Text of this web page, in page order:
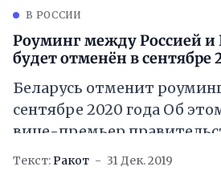
В РОССИИ
Роуминг между Россией и
будет отменён в сентябре
Беларусь отменит
сентябре 2020 года Об
вице-премьер
Дмитрий Крутой. > «Много дискуссий
Текст:Ракот 31 Дек. 2019